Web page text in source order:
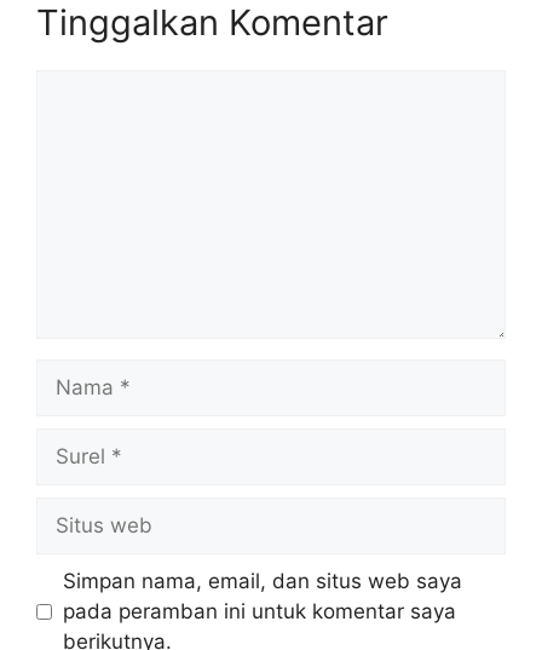
Tinggalkan Komentar
Nama
Surel
Situs
web
Simpan nama, email, dan situs web saya
pada peramban ini untuk komentar saya
berikutnya.